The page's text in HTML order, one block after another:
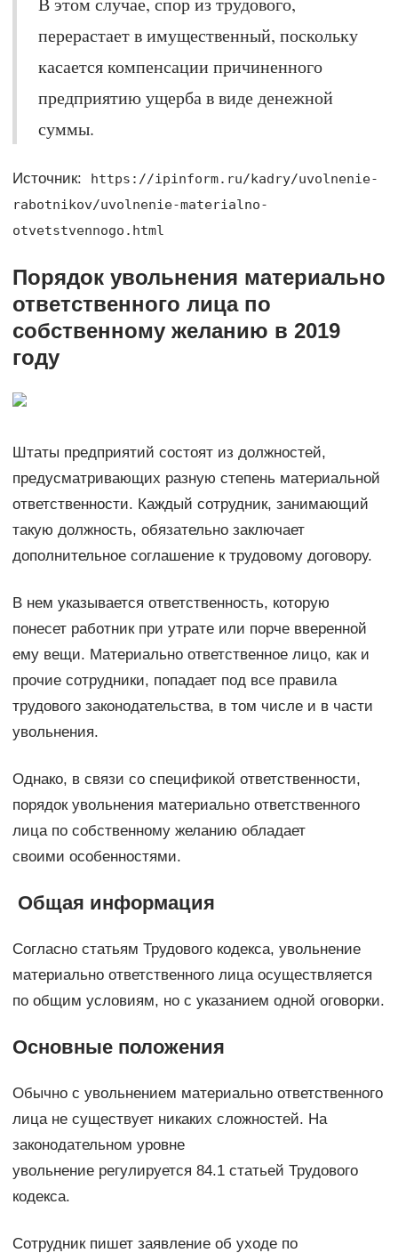
перерастает в имущественный, поскольку
касается компенсации причиненного
предприятию ущерба в виде денежной
суммы.
Источник:
https://ipinform.ru/kadry/uvolnenie-
rabotnikov/uvolnenie-materialno-
otvetstvennogo.html
Порядок увольнения материально
ответственного лица по
собственному желанию в 2019
году
Штаты предприятий состоят из должностей,
предусматривающих разную степень материальной
ответственности. Каждый сотрудник, занимающий
такую должность, обязательно заключает
дополнительное соглашение к трудовому договору.
В нем указывается ответственность, которую
понесет работник при утрате или порче вверенной
ему вещи. Материально ответственное лицо, как и
прочие сотрудники, попадает под все правила
трудового законодательства, в том числе и в части
увольнения.
Однако, в связи со спецификой ответственности,
порядок увольнения материально ответственного
лица по собственному желанию обладает
своими особенностями.
Общая информация
Согласно статьям Трудового кодекса, увольнение
материально ответственного лица осуществляется
по общим условиям, но с указанием одной оговорки.
Основные положения
Обычно с увольнением материально ответственного
лица не существует никаких сложностей. На
законодательном уровне
увольнение регулируется 84.1 статьей Трудового
кодекса.
Сотрудник пишет заявление об уходе по